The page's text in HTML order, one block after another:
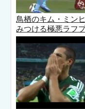
鳥栖のキム・ミン
みつける極悪ラフ